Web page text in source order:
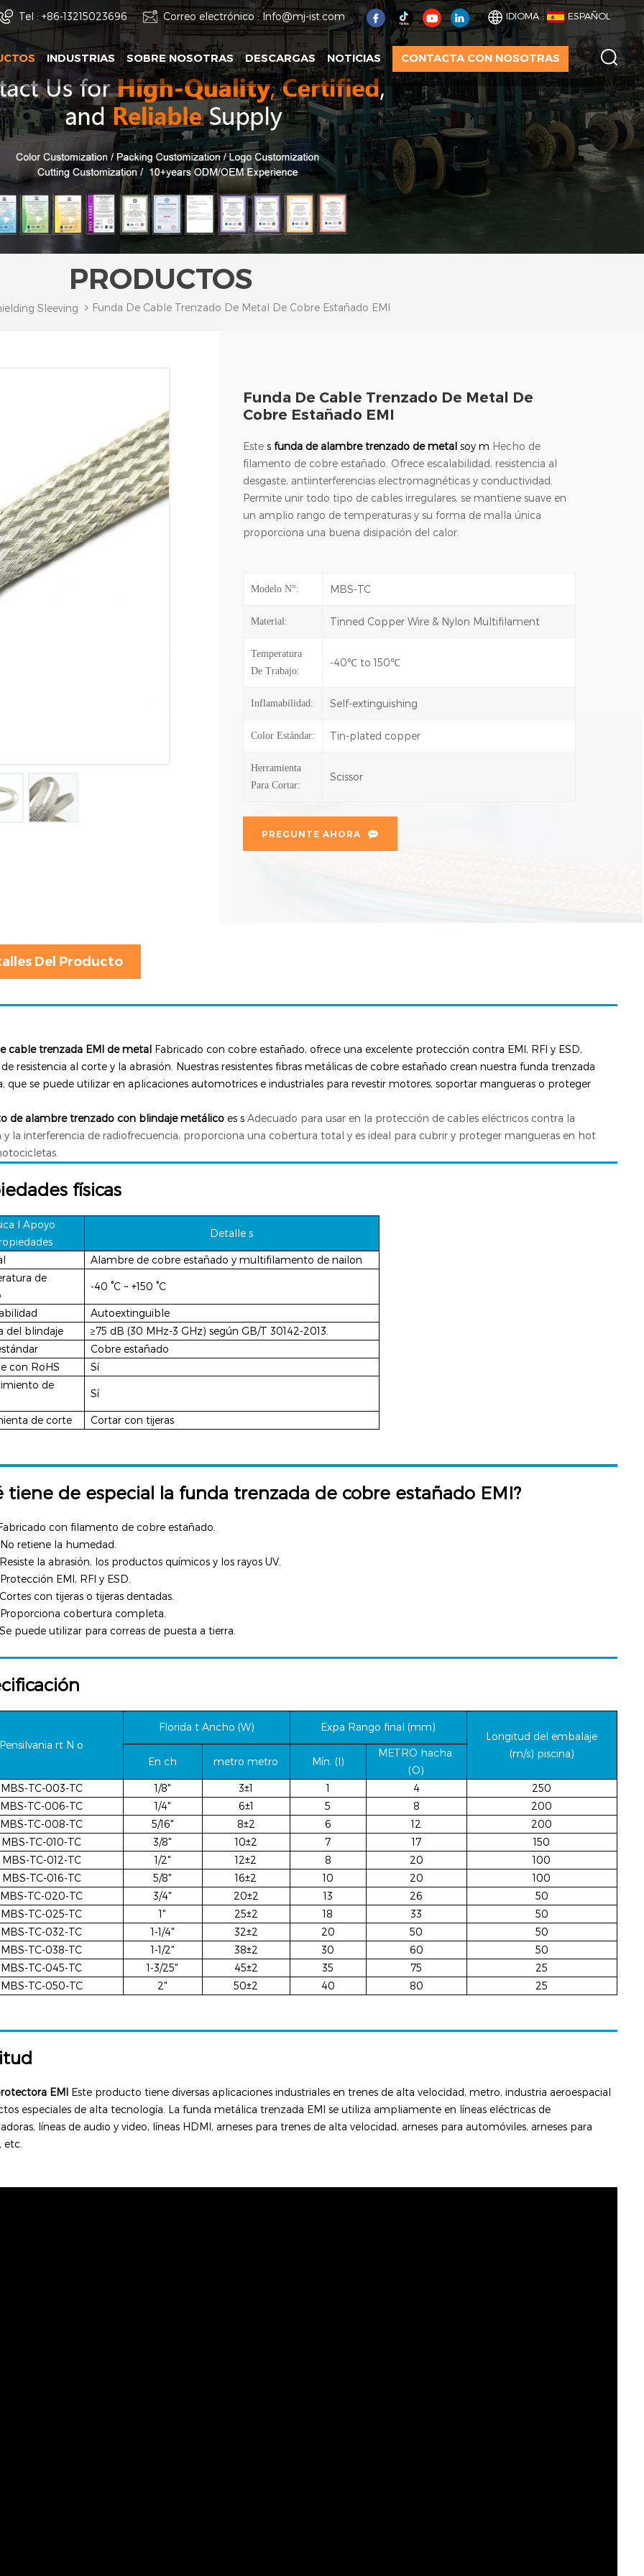
IDIOMA : ESPAÑOL
Tel : +86-13215023696 Correo electrónico :Info@mj-ist.com
INDUSTRIAS SOBRE NOSOTRAS DESCARGAS NOTICIAS CONTACTA CON NOSOTRAS
PRODUCTOS
Sleeving Funda De Cable Trenzado De Metal De Cobre Estañado EMI
Funda De Cable Trenzado De Metal De
Cobre Estañado EMI
Este s funda de alambre trenzado de metal soy m Hecho de
filamento de cobre estañado. Ofrece escalabilidad, resistencia al
desgaste, antiinterferencias electromagnéticas y conductividad.
Permite unir todo tipo de cables irregulares, se mantiene suave en
un amplio rango de temperaturas y su forma de malla única
proporciona una buena disipación del calor.
Modelo N°: MBS-TC
Material: Tinned Copper Wire & Nylon Multifilament
Temperatura
De Trabajo:
-40℃ to 150℃
Inflamabilidad: Self-extinguishing
Color Estándar: Tin-plated copper
Herramienta
Para Cortar:
Scissor
PREGUNTE AHORA
Del Producto
cable trenzada EMI de metal Fabricado con cobre estañado, ofrece una excelente protección contra EMI, RFI y ESD,
resistencia al corte y la abrasión. Nuestras resistentes fibras metálicas de cobre estañado crean nuestra funda trenzada
que se puede utilizar en aplicaciones automotrices e industriales para revestir motores, soportar mangueras o proteger
de alambre trenzado con blindaje metálico es s Adecuado para usar en la protección de cables eléctricos contra la
y la interferencia de radiofrecuencia, proporciona una cobertura total y es ideal para cubrir y proteger mangueras en hot
físicas
l Apoyo
Detalles
Alambre de cobre estañado y multifilamento de nailon
de
-40 °C ~ +150 °C
Autoextinguible
del blindaje
≥75 dB (30 MHz-3 GHz) según GB/T 30142-2013.
Cobre estañado
con RoHS
Sí
de
Sí
de corte Cortar con tijeras
tiene de especial la funda trenzada de cobre estañado EMI?
con filamento de cobre estañado.
retiene la humedad.
la abrasión, los productos químicos y los rayos UV.
EMI, RFI y ESD.
con tijeras o tijeras dentadas.
cobertura completa.
puede utilizar para correas de puesta a tierra.
Pensilvaniart N o
Florida t Ancho (W) Expa Rango final (mm)
Longitud del embalaje
(m/s) piscina)
Ench metrometro Mín. (I)
METRO hacha.
(O)
MBS-TC-003-TC
1/8" 3±1 1 4
250
MBS-TC-006-TC
1/4" 6±1 5 8
200
MBS-TC-008-TC
5/16" 8±2 6 12
200
MBS-TC-010-TC
3/8" 10±2 7 17
150
MBS-TC-012-TC
1/2" 12±2 8 20
100
MBS-TC-016-TC
5/8" 16±2 10 20
100
MBS-TC-020-TC
3/4" 20±2 13 26
50
MBS-TC-025-TC
1" 25±2 18 33
50
MBS-TC-032-TC
1-1/4" 32±2 20 50
50
MBS-TC-038-TC
1-1/2" 38±2 30 60
50
MBS-TC-045-TC
1-3/25" 45±2 35 75
25
MBS-TC-050-TC
2" 50±2 40 80 25
EMI Este producto tiene diversas aplicaciones industriales en trenes de alta velocidad, metro, industria aeroespacial
especiales de alta tecnología. La funda metálica trenzada EMI se utiliza ampliamente en líneas eléctricas de
líneas de audio y video, líneas HDMI, arneses para trenes de alta velocidad, arneses para automóviles, arneses para
etc.